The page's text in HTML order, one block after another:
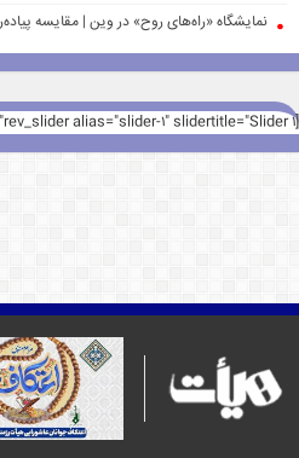
نمایشگاه «راه‌های روح» در وین | مقایسه
[rev_slider alias="slider-1" slidertitle="Slider 1"][/rev_slider]